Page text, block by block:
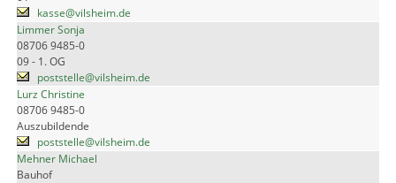
kasse@vilsheim.de
Limmer Sonja
08706 9485-0
09 - 1. OG
poststelle@vilsheim.de
Lurz Christine
08706 9485-0
Auszubildende
poststelle@vilsheim.de
Mehner Michael
Bauhof